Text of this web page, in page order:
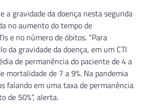
a gravidade da doença nesta segunda
no aumento do tempo de
e no número de óbitos. “Para
da gravidade da doença, em um CTI
de permanência do paciente de 4 a
mortalidade de 7 a 9%. Na pandemia
falando em uma taxa de permanência
de 50%”, alerta.